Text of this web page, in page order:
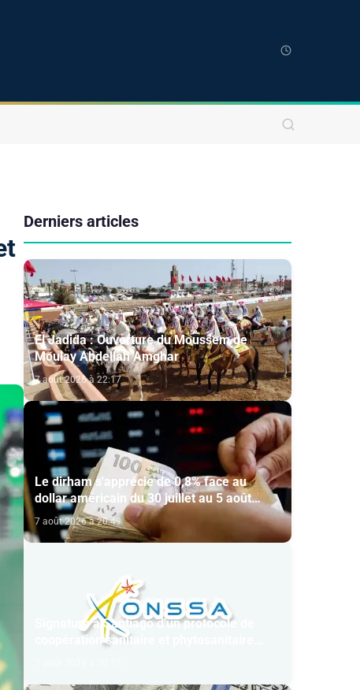
Derniers articles
El Jadida : Ouverture du Moussem de
Moulay Abdellah Amghar
7 août 2026 à 22:17
Le dirham s'apprécie de 0,8% face au
dollar américain du 30 juillet au 5 août
(BAM)
7 août 2026 à 20:49
Signature à Santiago d'un protocole de
coopération sanitaire et phytosanitaire